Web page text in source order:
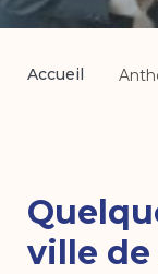
Accueil
ville